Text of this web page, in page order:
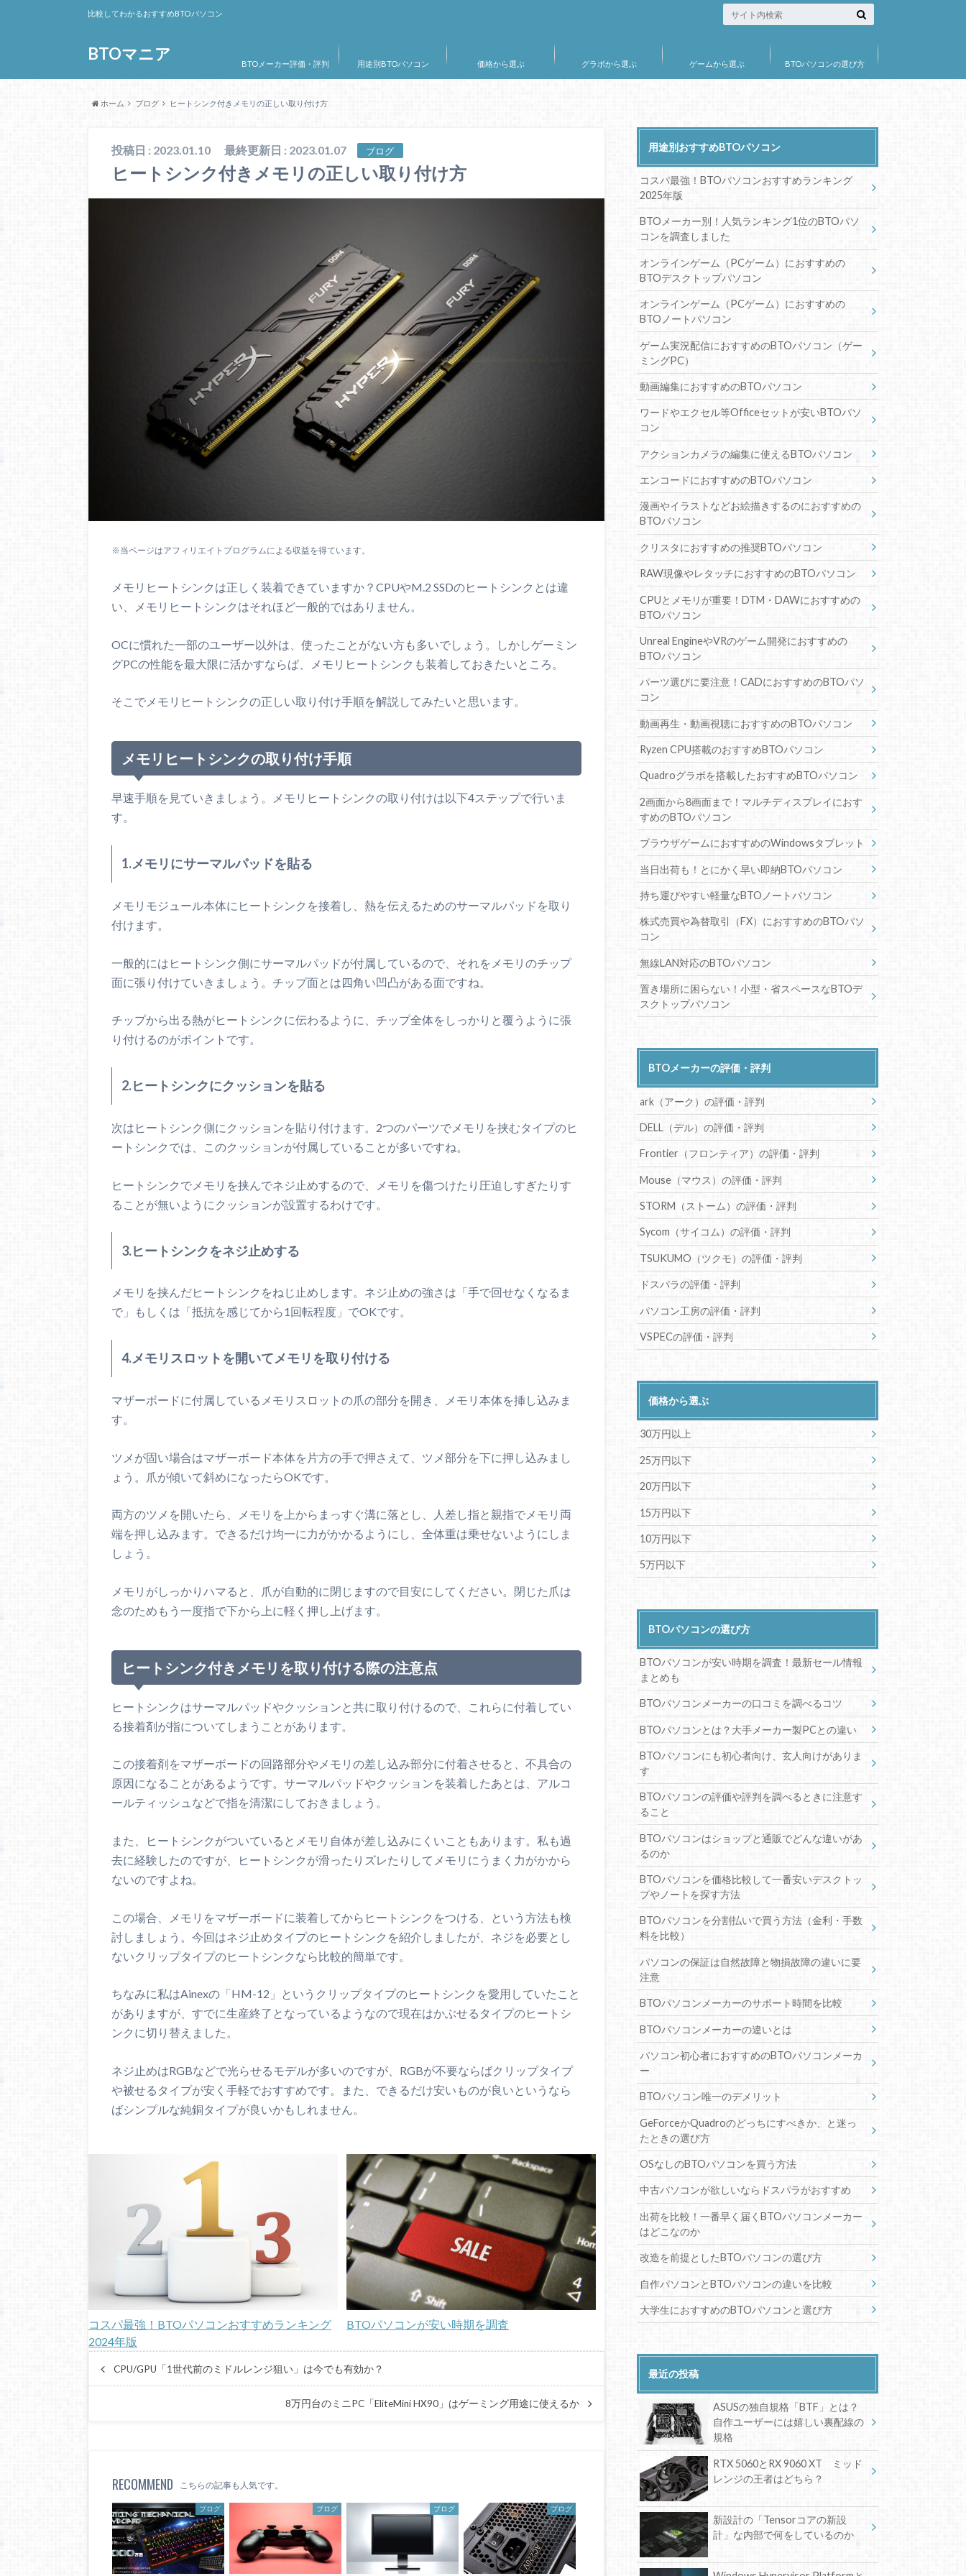
BTOマニア
比較してわかるおすすめBTOパソコン
BTOメーカー評価・評判 用途別BTOパソコン 価格から選ぶ グラボから選ぶ ゲームから選ぶ BTOパソコンの選び方
ホーム ブログ ヒートシンク付きメモリの正しい取り付け方
投稿日 : 2023.01.10 最終更新日 : 2023.01.07 ブログ
ヒートシンク付きメモリの正しい取り付け方
※当ページはアフィリエイトプログラムによる収益を得ています。
メモリヒートシンクは正しく装着できていますか？CPUやM.2 SSDのヒートシンクとは違
い、メモリヒートシンクはそれほど一般的ではありません。
OCに慣れた一部のユーザー以外は、使ったことがない方も多いでしょう。しかしゲーミン
グPCの性能を最大限に活かすならば、メモリヒートシンクも装着しておきたいところ。
そこでメモリヒートシンクの正しい取り付け手順を解説してみたいと思います。
メモリヒートシンクの取り付け手順
早速手順を見ていきましょう。メモリヒートシンクの取り付けは以下4ステップで行いま
す。
1.メモリにサーマルパッドを貼る
メモリモジュール本体にヒートシンクを接着し、熱を伝えるためのサーマルパッドを取り
付けます。
一般的にはヒートシンク側にサーマルパッドが付属しているので、それをメモリのチップ
面に張り付けていきましょう。チップ面とは四角い凹凸がある面ですね。
チップから出る熱がヒートシンクに伝わるように、チップ全体をしっかりと覆うように張
り付けるのがポイントです。
2.ヒートシンクにクッションを貼る
次はヒートシンク側にクッションを貼り付けます。2つのパーツでメモリを挟むタイプのヒ
ートシンクでは、このクッションが付属していることが多いですね。
ヒートシンクでメモリを挟んでネジ止めするので、メモリを傷つけたり圧迫しすぎたりす
ることが無いようにクッションが設置するわけです。
3.ヒートシンクをネジ止めする
メモリを挟んだヒートシンクをねじ止めします。ネジ止めの強さは「手で回せなくなるま
で」もしくは「抵抗を感じてから1回転程度」でOKです。
4.メモリスロットを開いてメモリを取り付ける
マザーボードに付属しているメモリスロットの爪の部分を開き、メモリ本体を挿し込みま
す。
ツメが固い場合はマザーボード本体を片方の手で押さえて、ツメ部分を下に押し込みまし
ょう。爪が傾いて斜めになったらOKです。
両方のツメを開いたら、メモリを上からまっすぐ溝に落とし、人差し指と親指でメモリ両
端を押し込みます。できるだけ均一に力がかかるようにし、全体重は乗せないようにしま
しょう。
メモリがしっかりハマると、爪が自動的に閉じますので目安にしてください。閉じた爪は
念のためもう一度指で下から上に軽く押し上げます。
ヒートシンク付きメモリを取り付ける際の注意点
ヒートシンクはサーマルパッドやクッションと共に取り付けるので、これらに付着してい
る接着剤が指についてしまうことがあります。
この接着剤をマザーボードの回路部分やメモリの差し込み部分に付着させると、不具合の
原因になることがあるようです。サーマルパッドやクッションを装着したあとは、アルコ
ールティッシュなどで指を清潔にしておきましょう。
また、ヒートシンクがついているとメモリ自体が差し込みにくいこともあります。私も過
去に経験したのですが、ヒートシンクが滑ったりズレたりしてメモリにうまく力がかから
ないのですよね。
この場合、メモリをマザーボードに装着してからヒートシンクをつける、という方法も検
討しましょう。今回はネジ止めタイプのヒートシンクを紹介しましたが、ネジを必要とし
ないクリップタイプのヒートシンクなら比較的簡単です。
ちなみに私はAinexの「HM-12」というクリップタイプのヒートシンクを愛用していたこと
がありますが、すでに生産終了となっているようなので現在はかぶせるタイプのヒートシ
ンクに切り替えました。
ネジ止めはRGBなどで光らせるモデルが多いのですが、RGBが不要ならばクリップタイプ
や被せるタイプが安く手軽でおすすめです。また、できるだけ安いものが良いというなら
ばシンプルな純銅タイプが良いかもしれません。
コスパ最強！BTOパソコンおすすめランキング
2024年版
BTOパソコンが安い時期を調査
CPU/GPU「1世代前のミドルレンジ狙い」は今でも有効か？
8万円台のミニPC「EliteMini HX90」はゲーミング用途に使えるか
RECOMMEND こちらの記事も人気です。
ブログ ブログ ブログ ブログ
用途別おすすめBTOパソコン
コスパ最強！BTOパソコンおすすめランキング
2025年版
BTOメーカー別！人気ランキング1位のBTOパソ
コンを調査しました
オンラインゲーム（PCゲーム）におすすめの
BTOデスクトップパソコン
オンラインゲーム（PCゲーム）におすすめの
BTOノートパソコン
ゲーム実況配信におすすめのBTOパソコン（ゲー
ミングPC）
動画編集におすすめのBTOパソコン
ワードやエクセル等Officeセットが安いBTOパソ
コン
アクションカメラの編集に使えるBTOパソコン
エンコードにおすすめのBTOパソコン
漫画やイラストなどお絵描きするのにおすすめの
BTOパソコン
クリスタにおすすめの推奨BTOパソコン
RAW現像やレタッチにおすすめのBTOパソコン
CPUとメモリが重要！DTM・DAWにおすすめの
BTOパソコン
Unreal EngineやVRのゲーム開発におすすめの
BTOパソコン
パーツ選びに要注意！CADにおすすめのBTOパソ
コン
動画再生・動画視聴におすすめのBTOパソコン
Ryzen CPU搭載のおすすめBTOパソコン
Quadroグラボを搭載したおすすめBTOパソコン
2画面から8画面まで！マルチディスプレイにおす
すめのBTOパソコン
ブラウザゲームにおすすめのWindowsタブレット
当日出荷も！とにかく早い即納BTOパソコン
持ち運びやすい軽量なBTOノートパソコン
株式売買や為替取引（FX）におすすめのBTOパソ
コン
無線LAN対応のBTOパソコン
置き場所に困らない！小型・省スペースなBTOデ
スクトップパソコン
BTOメーカーの評価・評判
ark（アーク）の評価・評判
DELL（デル）の評価・評判
Frontier（フロンティア）の評価・評判
Mouse（マウス）の評価・評判
STORM（ストーム）の評価・評判
Sycom（サイコム）の評価・評判
TSUKUMO（ツクモ）の評価・評判
ドスパラの評価・評判
パソコン工房の評価・評判
VSPECの評価・評判
価格から選ぶ
30万円以上
25万円以下
20万円以下
15万円以下
10万円以下
5万円以下
BTOパソコンの選び方
BTOパソコンが安い時期を調査！最新セール情報
まとめも
BTOパソコンメーカーの口コミを調べるコツ
BTOパソコンとは？大手メーカー製PCとの違い
BTOパソコンにも初心者向け、玄人向けがありま
す
BTOパソコンの評価や評判を調べるときに注意す
ること
BTOパソコンはショップと通販でどんな違いがあ
るのか
BTOパソコンを価格比較して一番安いデスクトッ
プやノートを探す方法
BTOパソコンを分割払いで買う方法（金利・手数
料を比較）
パソコンの保証は自然故障と物損故障の違いに要
注意
BTOパソコンメーカーのサポート時間を比較
BTOパソコンメーカーの違いとは
パソコン初心者におすすめのBTOパソコンメーカ
ー
BTOパソコン唯一のデメリット
GeForceかQuadroのどっちにすべきか、と迷っ
たときの選び方
OSなしのBTOパソコンを買う方法
中古パソコンが欲しいならドスパラがおすすめ
出荷を比較！一番早く届くBTOパソコンメーカー
はどこなのか
改造を前提としたBTOパソコンの選び方
自作パソコンとBTOパソコンの違いを比較
大学生におすすめのBTOパソコンと選び方
最近の投稿
ASUSの独自規格「BTF」とは？
自作ユーザーには嬉しい裏配線の
規格
RTX 5060とRX 9060 XT ミッド
レンジの王者はどちら？
新設計の「Tensorコアの新設
計」な内部で何をしているのか